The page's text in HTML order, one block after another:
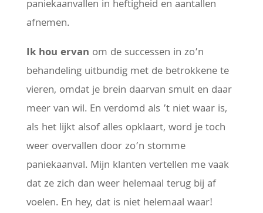
paniekaanvallen in heftigheid en aantallen
afnemen.
Ik hou ervan om de successen in zo’n
behandeling uitbundig met de betrokkene te
vieren, omdat je brein daarvan smult en daar
meer van wil. En verdomd als ’t niet waar is,
als het lijkt alsof alles opklaart, word je toch
weer overvallen door zo’n stomme
paniekaanval. Mijn klanten vertellen me vaak
dat ze zich dan weer helemaal terug bij af
voelen. En hey, dat is niet helemaal waar!